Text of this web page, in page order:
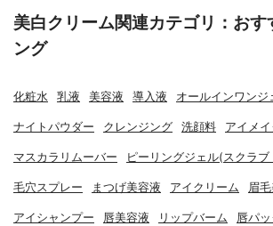
美白クリーム関連カテゴリ：おす
ング
化粧水 乳液 美容液 導入液 オールインワンジ
ナイトパウダー クレンジング 洗顔料 アイメ
マスカラリムーバー ピーリングジェル(スクラ
毛穴スプレー まつげ美容液 アイクリーム 眉
アイシャンプー 唇美容液 リップバーム 唇パッ